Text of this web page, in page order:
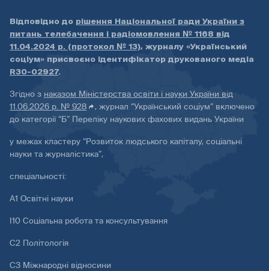
Відповідно до рішення Національної ради України з
питань телебачення і радіомовлення № 1168 від
11.04.2024 р. (протокол № 13), журналу «Український
соціум» присвоєно ідентифікатор друкованого медіа
R30-02927.
Згідно з наказом Міністерства освіти і науки України від
11.06.2026 р. № 928
, журнал “Український соціум” включено
до категорії “Б” Переліку наукових фахових видань України
у межах кластеру “Розвиток людського капіталу, соціальні
науки та журналістика”,
спеціальності:
А1 Освітні науки
І10 Соціальна робота та консультування
С2 Політологія
С3 Міжнародні відносини